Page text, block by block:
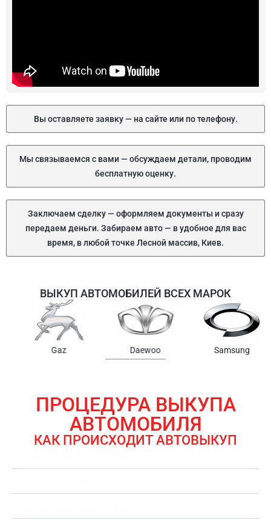
Вы оставляете заявку — на сайте или по телефону.
Мы связываемся с вами — обсуждаем детали, проводим
бесплатную оценку.
Заключаем сделку — оформляем документы и сразу
передаем деньги. Забираем авто — в удобное для вас
время, в любой точке Лесной массив, Киев.
ВЫКУП АВТОМОБИЛЕЙ ВСЕХ МАРОК
Samsung Chrysler Gmc
ПРОЦЕДУРА ВЫКУПА
АВТОМОБИЛЯ
КАК ПРОИСХОДИТ АВТОВЫКУП